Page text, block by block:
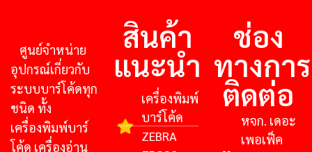
ศูนย์จําหน่าย
อุปกรณ์เกี่ยวกับ
ระบบบาร์โค้ดทุก
ชนิด ทั้ง
เครื่องพิมพ์บาร์
โค้ด เครื่องอ่าน
สินค้า
แนะนำ
เครื่องพิมพ์
บาร์โค้ด
ZEBRA
ช่อง
ทางการ
ติดต่อ
หจก. เดอะ
เพอเฟ็ค